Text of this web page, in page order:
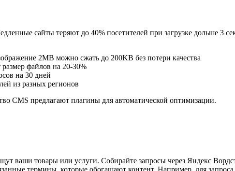
сайты теряют до 40% посетителей при загрузке дольше 3
2MB можно сжать до 200KB без потери качества
файлов на 20-30%
на 30 дней
из разных регионов
CMS предлагают плагины для автоматической оптимизации.
ваши товары или услуги. Собирайте запросы через Яндекс